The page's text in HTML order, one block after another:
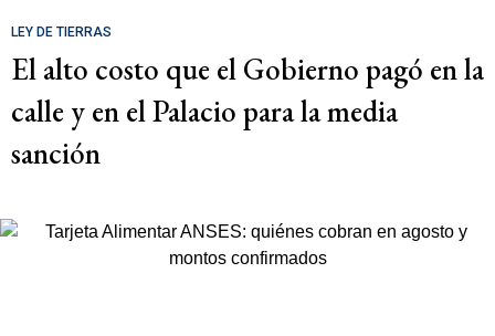
LEY DE TIERRAS
El alto costo que el Gobierno pagó en la
calle y en el Palacio para la media
sanción